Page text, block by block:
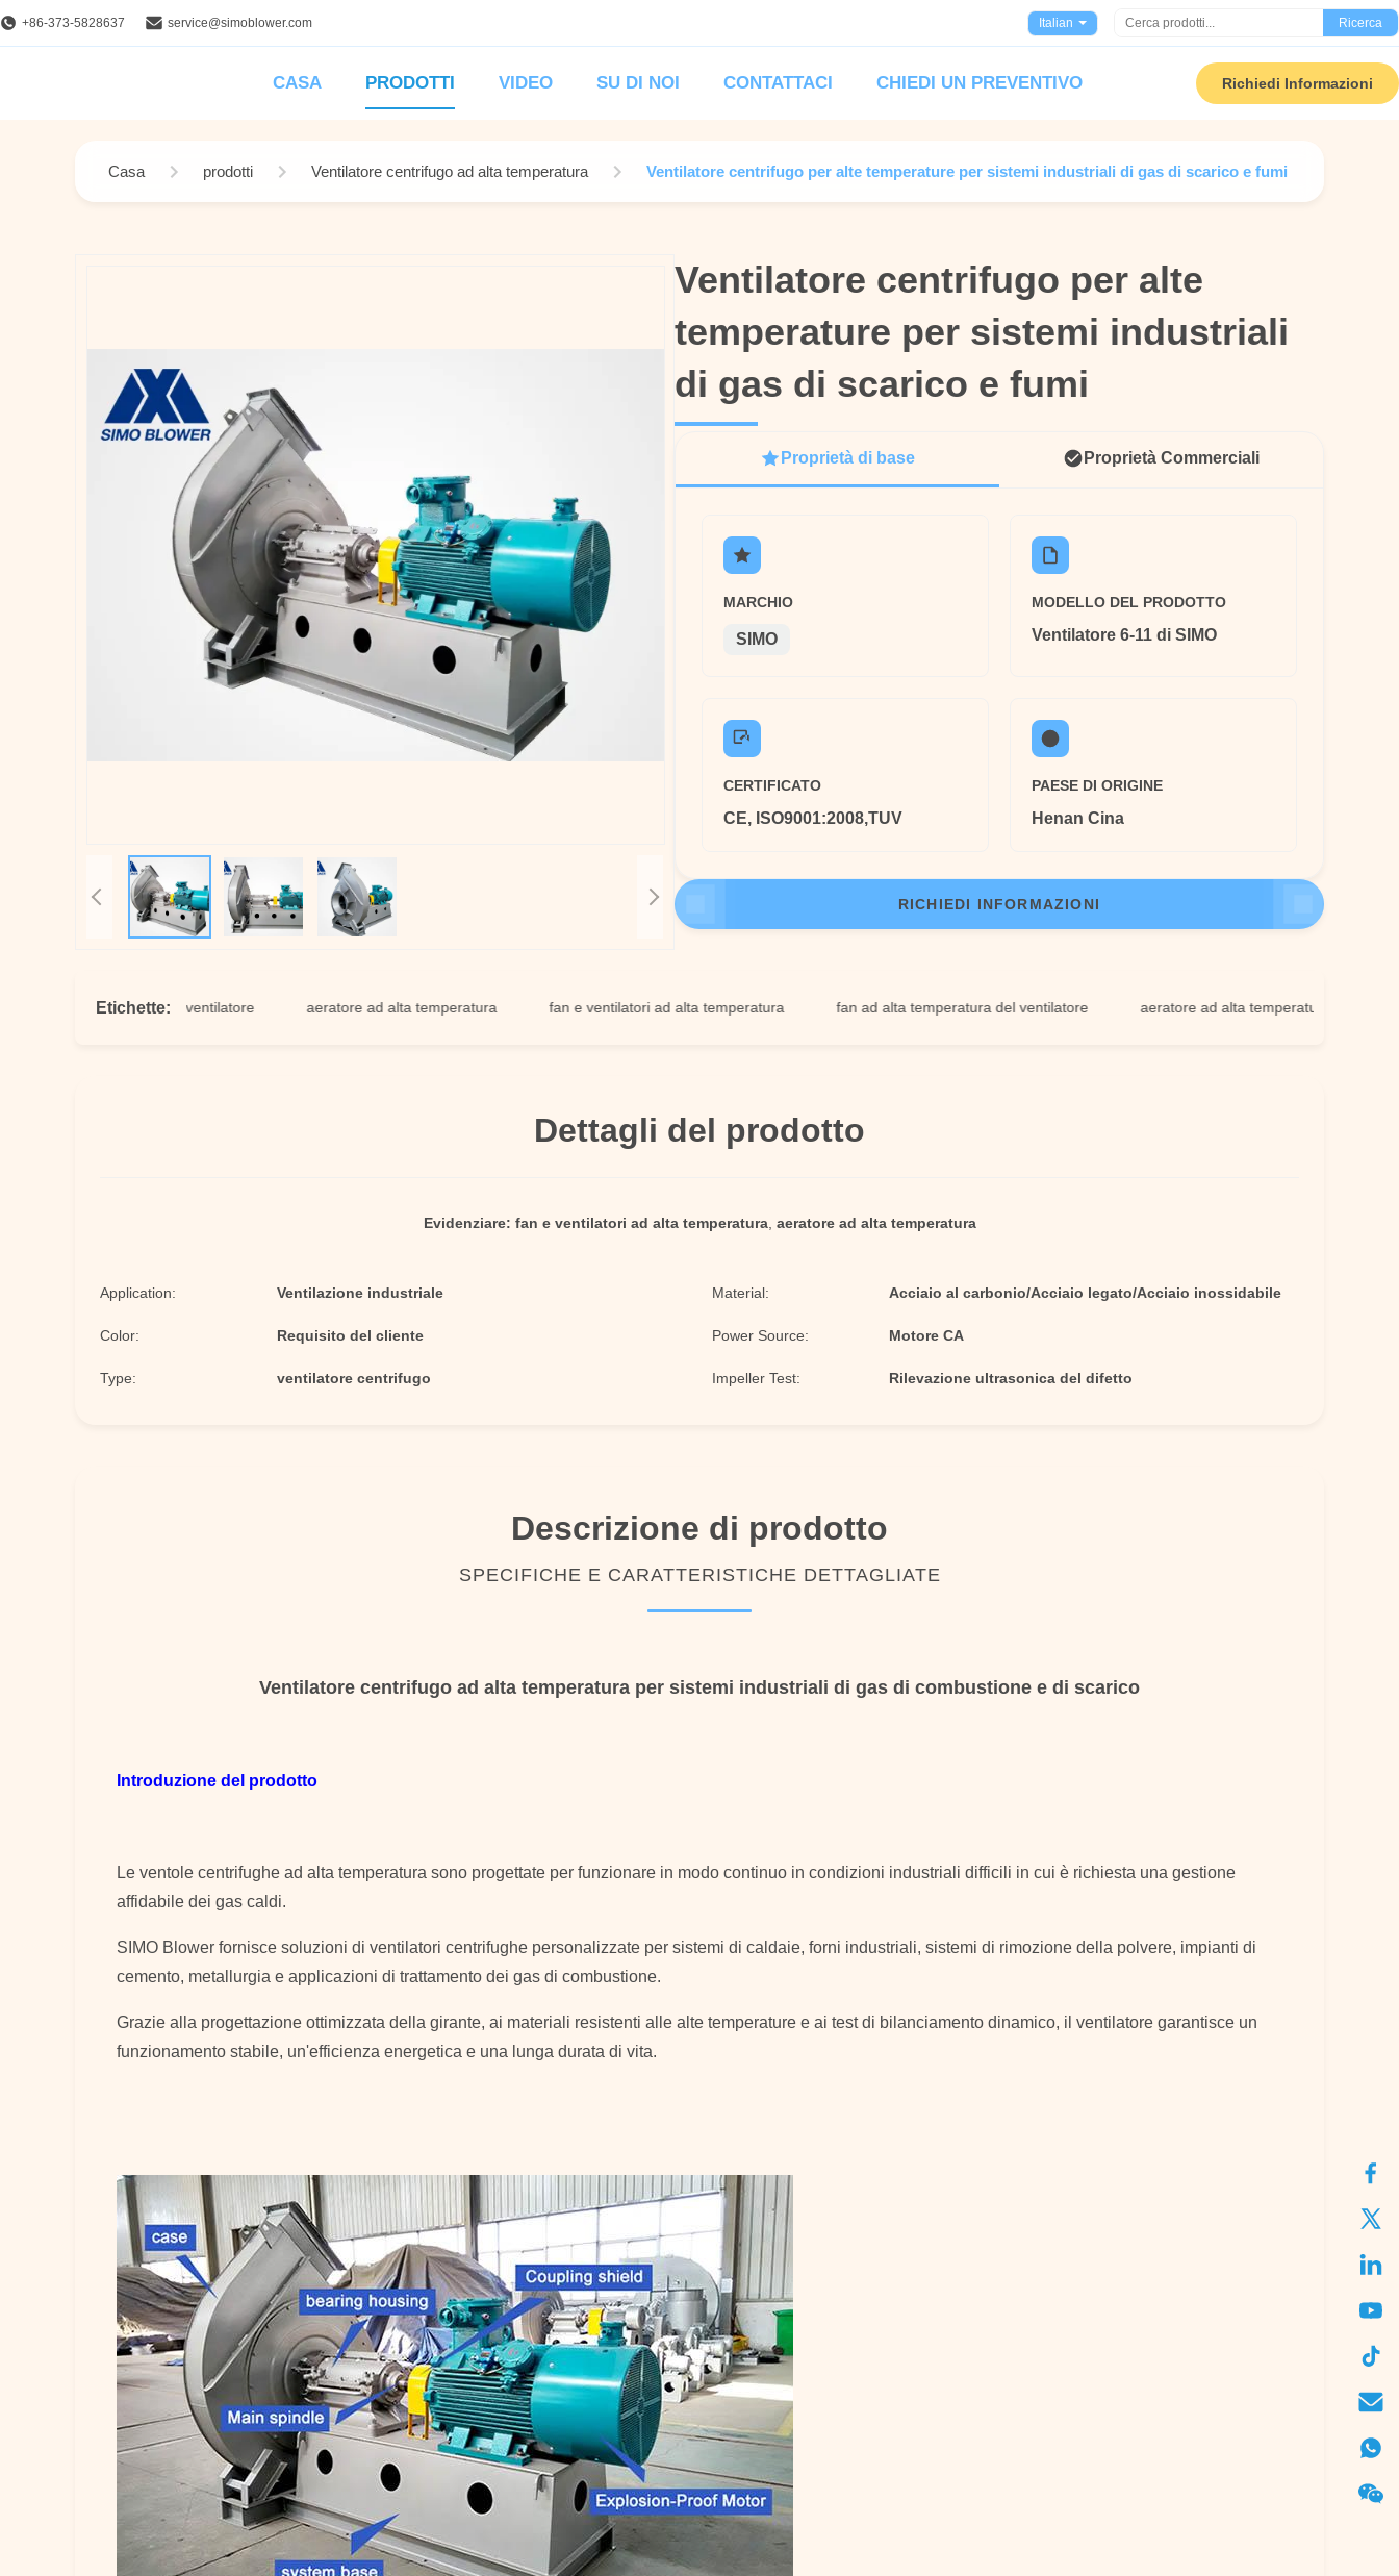
+86-373-5828637 service@simoblower.com Italian Ricerca
CASA PRODOTTI VIDEO SU DI NOI CONTATTACI CHIEDI UN PREVENTIVO Richiedi Informazioni
Casa prodotti Ventilatore centrifugo ad alta temperatura Ventilatore centrifugo per alte temperature per sistemi industriali di gas di scarico e fumi
Ventilatore centrifugo per alte
temperature per sistemi industriali
di gas di scarico e fumi
Ventilatore centrifugo per alte
temperature per sistemi industriali
di gas di scarico e fumi
Proprietà di base Proprietà Commerciali
MARCHIO
SIMO
MODELLO DEL PRODOTTO
Ventilatore 6-11 di SIMO
CERTIFICATO
CE, ISO9001:2008,TUV
PAESE DI ORIGINE
Henan Cina
RICHIEDI INFORMAZIONI
Etichette:
temperatura del ventilatore aeratore ad alta temperatura fan e ventilatori ad alta temperatura fan ad alta temperatura del ventilatore aeratore ad alta temperatura
Dettagli del prodotto
Evidenziare: fan e ventilatori ad alta temperatura, aeratore ad alta temperatura
Application: Ventilazione industriale Material: Acciaio al carbonio/Acciaio legato/Acciaio inossidabile
Color: Requisito del cliente Power Source: Motore CA
Type: ventilatore centrifugo Impeller Test: Rilevazione ultrasonica del difetto
Descrizione di prodotto
SPECIFICHE E CARATTERISTICHE DETTAGLIATE
Ventilatore centrifugo ad alta temperatura per sistemi industriali di gas di combustione e di scarico
Introduzione del prodotto
Le ventole centrifughe ad alta temperatura sono progettate per funzionare in modo continuo in condizioni industriali difficili in cui è richiesta una gestione
affidabile dei gas caldi.
SIMO Blower fornisce soluzioni di ventilatori centrifughe personalizzate per sistemi di caldaie, forni industriali, sistemi di rimozione della polvere, impianti di
cemento, metallurgia e applicazioni di trattamento dei gas di combustione.
Grazie alla progettazione ottimizzata della girante, ai materiali resistenti alle alte temperature e ai test di bilanciamento dinamico, il ventilatore garantisce un
funzionamento stabile, un'efficienza energetica e una lunga durata di vita.